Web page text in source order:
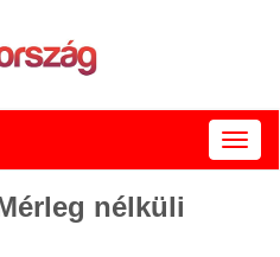
T
o
nélküli